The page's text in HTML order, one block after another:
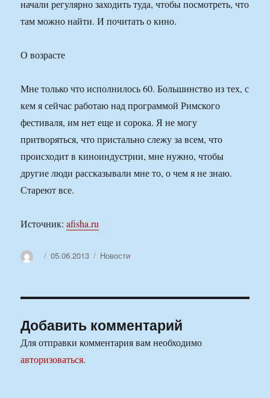
начали регулярно заходить туда, чтобы посмотреть, что
там можно найти. И почитать о кино.
О возрасте
Мне только что исполнилось 60. Большинство из тех, с
кем я сейчас работаю над программой Римского
фестиваля, им нет еще и сорока. Я не могу
притворяться, что пристально слежу за всем, что
происходит в киноиндустрии, мне нужно, чтобы
другие люди рассказывали мне то, о чем я не знаю.
Стареют все.
Источник:afisha.ru
АвторОпубликовано
05.06.2013 Рубрики
Новости
Добавить комментарий
Для отправки комментария вам необходимо
авторизоваться.